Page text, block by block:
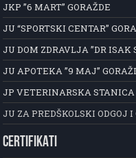
JKP ”6 MART” GORAŽDE
JU “SPORTSKI CENTAR”
JU DOM ZDRAVLJA ”DR ISAK
JU APOTEKA ”9 MAJ”
JP VETERINARSKA STANICA
JU ZA PREDŠKOLSKI ODGOJ
CERTIFIKATI